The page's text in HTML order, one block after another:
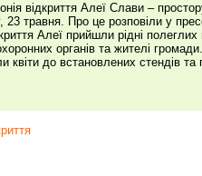
відкриття Алеї Слави –
23 травня. Про це розповіли у
Алеї прийшли рідні
органів та жителі
квіти до встановлених стендів та